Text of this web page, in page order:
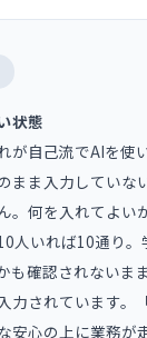
状態
が自己流でAIを使
まま入力していな
。何を入れてよい
人いれば10通り
も確認されないま
力されています。
安心の上に業務が